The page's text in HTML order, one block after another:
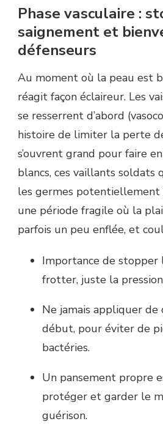
Phase vasculaire :
saignement et
défenseurs
Au moment où la peau est
réagit façon éclaireur. Les
se resserrent d’abord
histoire de limiter la perte
s’ouvrent grand pour faire
blancs, ces vaillants
les germes potentiellement
une période fragile où la
parfois un peu enflée, et
Importance de stopper
frotter, juste la
Ne jamais appliquer de
début, pour éviter de
bactéries.
Un pansement propre
protéger et garder le
guérison.